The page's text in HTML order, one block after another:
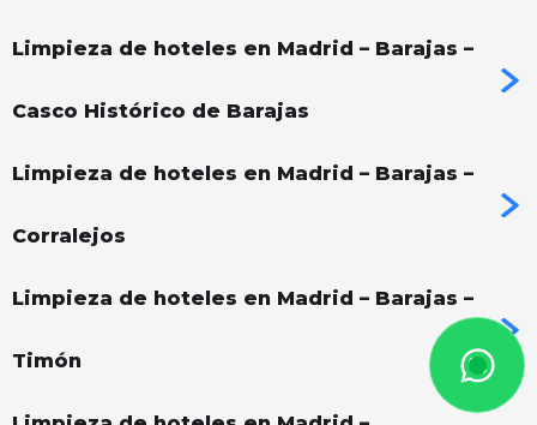
Limpieza de hoteles en Madrid – Barajas –
Casco Histórico de Barajas
Limpieza de hoteles en Madrid – Barajas –
Corralejos
Limpieza de hoteles en Madrid – Barajas –
Timón